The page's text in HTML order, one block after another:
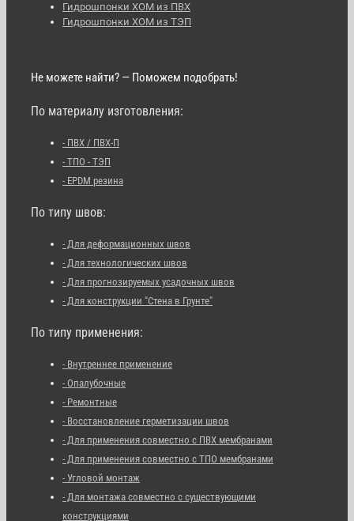
Гидрошпонки ХОМ из ПВХ
Гидрошпонки ХОМ из ТЭП
Не можете найти? — Поможем подобрать!
По материалу изготовления:
- ПВХ / ПВХ-П
- ТПО - ТЭП
- EPDM резина
По типу швов:
- Для деформационных швов
- Для технологических швов
- Для прогнозируемых усадочных швов
- Для конструкции "Стена в Грунте"
По типу применения:
- Внутреннее применение
- Опалубочные
- Ремонтные
- Восстановление герметизации швов
- Для применения совместно с ПВХ мембранами
- Для применения совместно с ТПО мембранами
- Угловой монтаж
- Для монтажа совместно с существующими
конструкциями